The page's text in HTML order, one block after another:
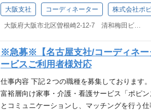
のお仕事です。お客様のお困りごとをお伺い
ていただきます。 ➁コーディネーター（看護
サービスを利用されるお客様へのコーディネ
いく職務です。 （*お客様のご要望に対し、
行ない、ご提案するお仕事です） 具体
せ・サービス内容のご案内 ・入会の契約業務
設・病院等への営業業務 ・その他事業部内業
ル、パワーポイント） コーディネーター（介
介護職員初任者研修、介護職員実務者研修修
大阪支社 コーディネーター 株式会社ポ
※急募※【名古屋支社/コーディネー
ービスご利用者様対応
仕事内容 下記２つの職種を募集しております
富裕層向け家事・介護・看護サービス「ポピ
とコミュニケーションし、マッチングを行う